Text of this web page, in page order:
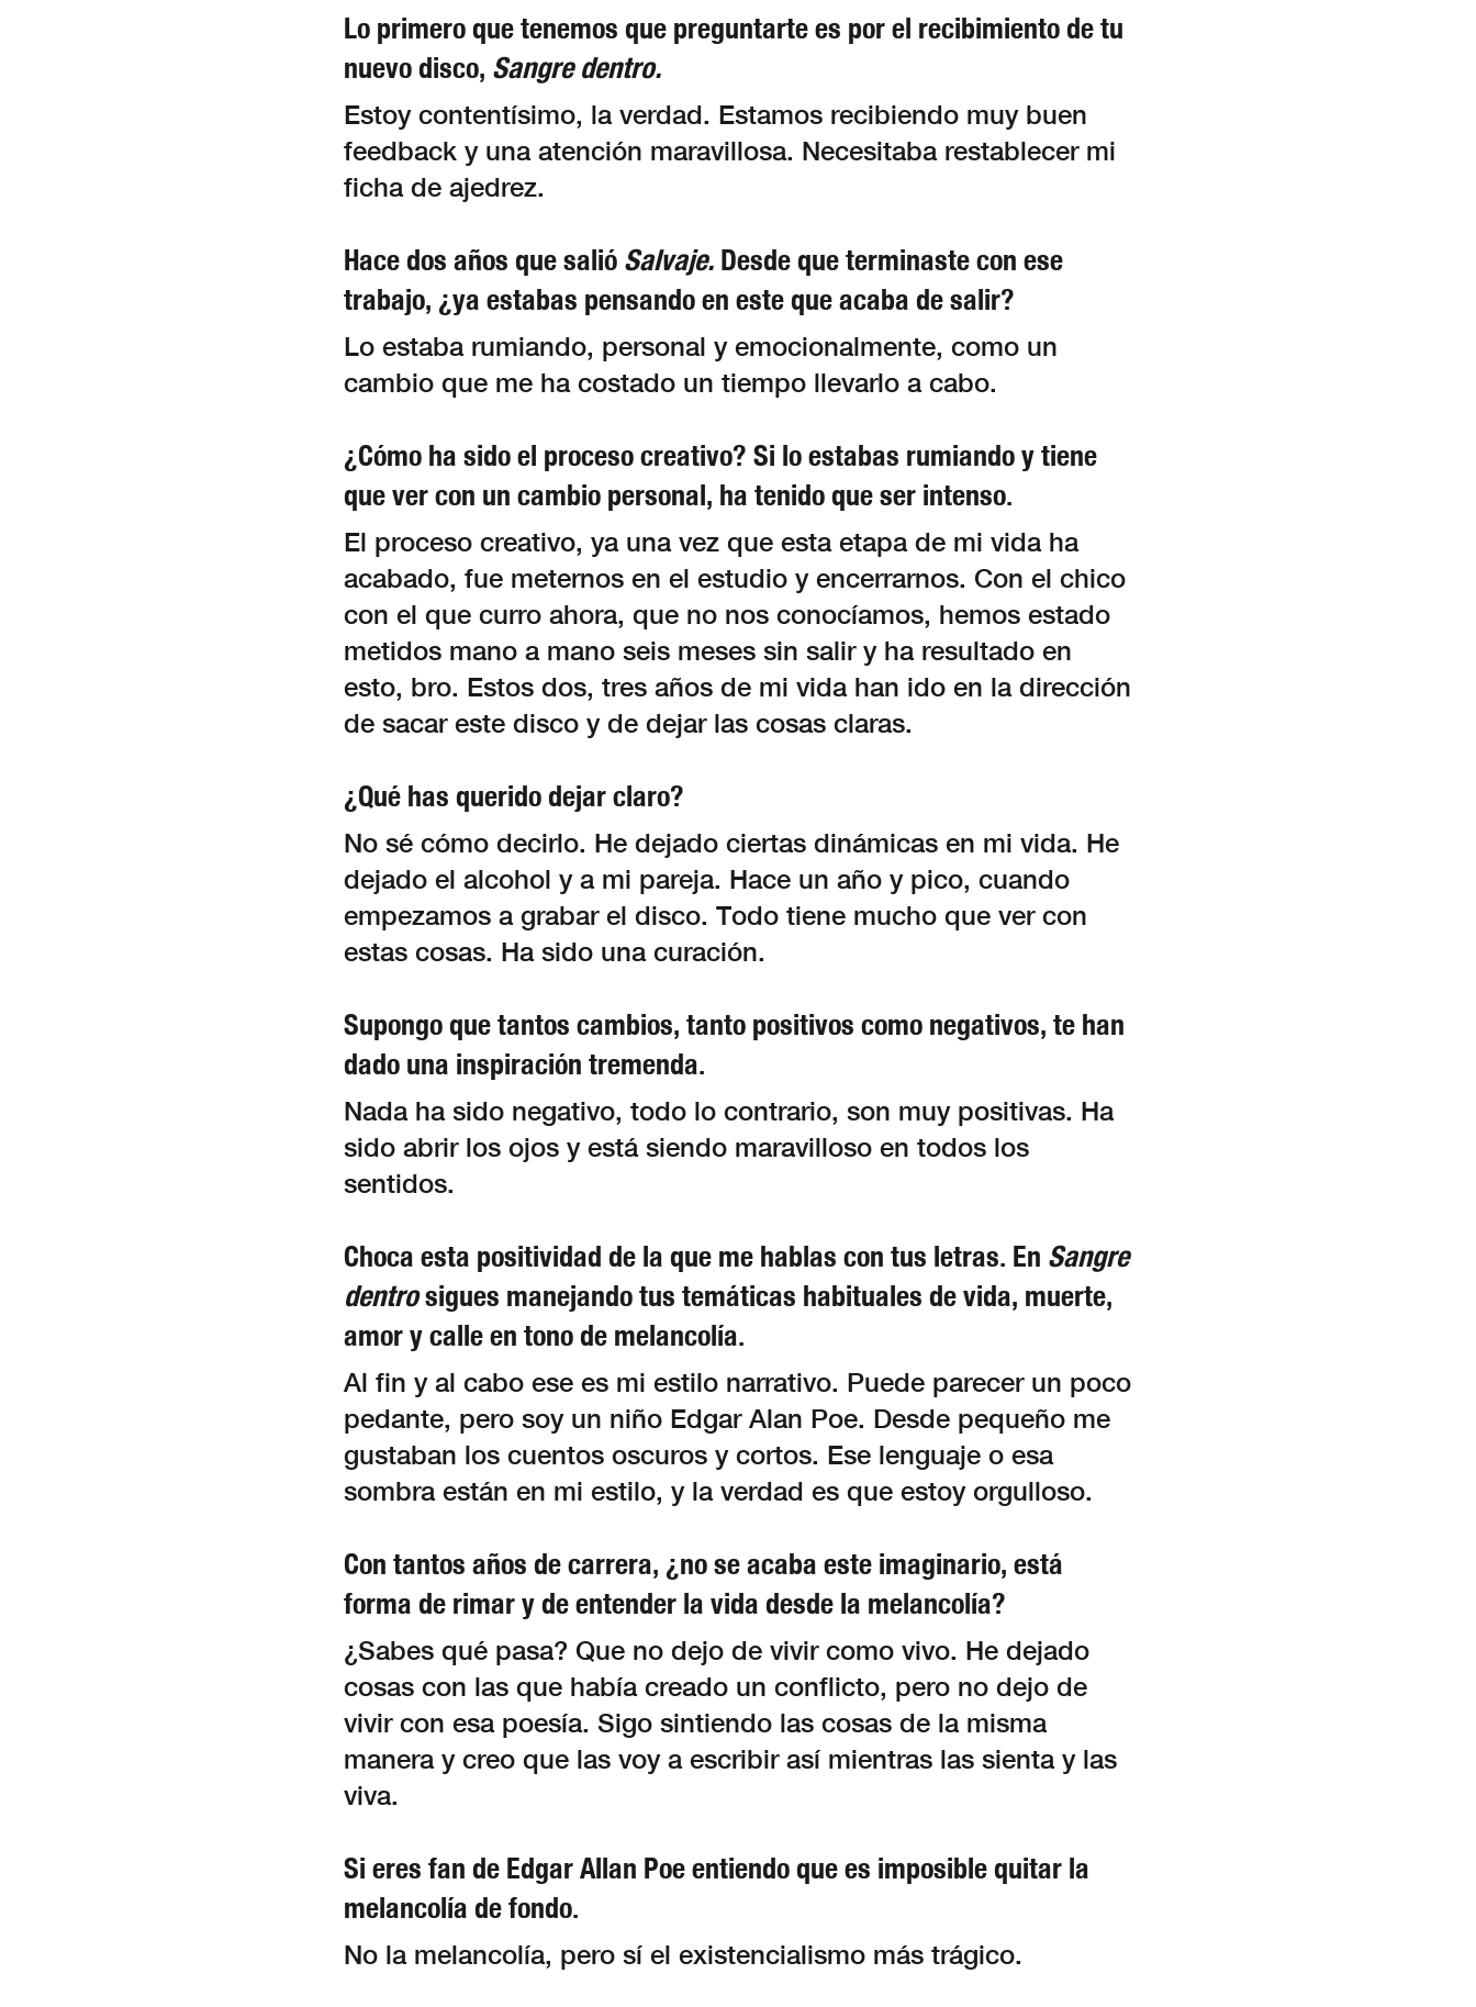
Lo primero que tenemos que preguntarte es por el recibimiento de tu
nuevo disco, Sangre dentro.
Estoy contentísimo, la verdad. Estamos recibiendo muy buen
feedback y una atención maravillosa. Necesitaba restablecer mi
ficha de ajedrez.
Hace dos años que salió Salvaje.Desde que terminaste con ese
trabajo, ¿ya estabas pensando en este que acaba de salir?
Lo estaba rumiando, personal y emocionalmente, como un
cambio que me ha costado un tiempo llevarlo a cabo.
¿Cómo ha sido el proceso creativo? Si lo estabas rumiando y tiene
que ver con un cambio personal, ha tenido que ser intenso.
El proceso creativo, ya una vez que esta etapa de mi vida ha
acabado, fue meternos en el estudio y encerrarnos. Con el chico
con el que curro ahora, que no nos conocíamos, hemos estado
metidos mano a mano seis meses sin salir y ha resultado en
esto, bro. Estos dos, tres años de mi vida han ido en la dirección
de sacar este disco y de dejar las cosas claras.
¿Qué has querido dejar claro?
No sé cómo decirlo. He dejado ciertas dinámicas en mi vida. He
dejado el alcohol y a mi pareja. Hace un año y pico, cuando
empezamos a grabar el disco. Todo tiene mucho que ver con
estas cosas. Ha sido una curación.
Supongo que tantos cambios, tanto positivos como negativos, te han
dado una inspiración tremenda.
Nada ha sido negativo, todo lo contrario, son muy positivas. Ha
sido abrir los ojos y está siendo maravilloso en todos los
sentidos.
Choca esta positividad de la que me hablas con tus letras. En Sangre
dentrosigues manejando tus temáticas habituales de vida, muerte,
amor y calle en tono de melancolía.
Al fin y al cabo ese es mi estilo narrativo. Puede parecer un poco
pedante, pero soy un niño Edgar Alan Poe. Desde pequeño me
gustaban los cuentos oscuros y cortos. Ese lenguaje o esa
sombra están en mi estilo, y la verdad es que estoy orgulloso.
Con tantos años de carrera, ¿no se acaba este imaginario, está
forma de rimar y de entender la vida desde la melancolía?
¿Sabes qué pasa? Que no dejo de vivir como vivo. He dejado
cosas con las que había creado un conflicto, pero no dejo de
vivir con esa poesía. Sigo sintiendo las cosas de la misma
manera y creo que las voy a escribir así mientras las sienta y las
viva.
Si eres fan de Edgar Allan Poe entiendo que es imposible quitar la
melancolía de fondo.
No la melancolía, pero sí el existencialismo más trágico.